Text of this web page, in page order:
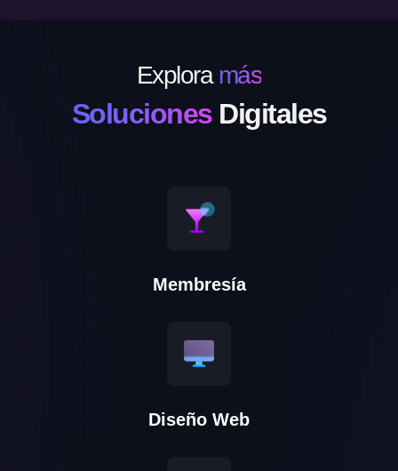
Exploramás
Soluciones Digitales
Membresía
Diseño Web